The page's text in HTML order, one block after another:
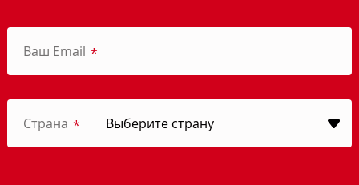
Ваш Email *
Страна *